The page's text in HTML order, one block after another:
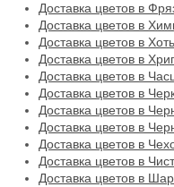
Доставка цветов в
Доставка цветов в
Доставка цветов в
Доставка цветов в
Доставка цветов в
Доставка цветов в
Доставка цветов в
Доставка цветов в
Доставка цветов в
Доставка цветов в
Доставка цветов в